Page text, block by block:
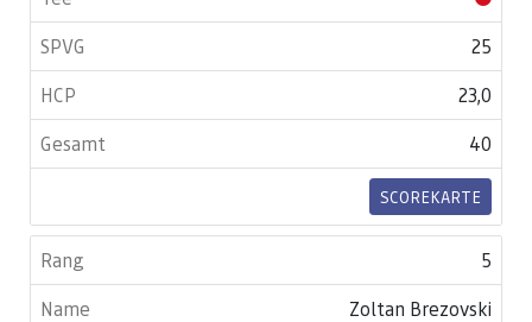
25
23,0
40
SCOREKARTE
5
Zoltan Brezovski